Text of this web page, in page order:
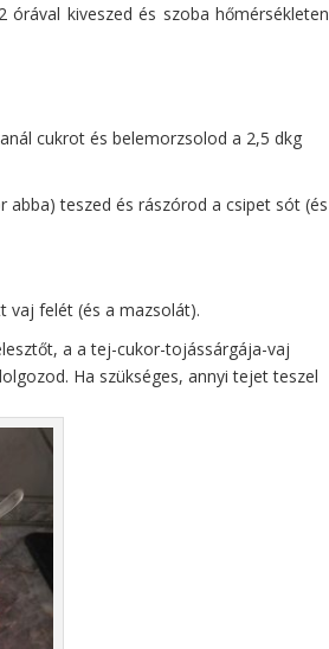
kiveszed és szoba hőmérsékleten
cukrot és belemorzsolod a 2,5 dkg
abba) teszed és rászórod a csipet sót (és
vaj felét (és a mazsolát).
a a tej-cukor-tojássárgája-vaj
Ha szükséges, annyi tejet teszel